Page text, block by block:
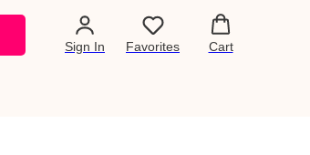
Sign In Favorites Cart